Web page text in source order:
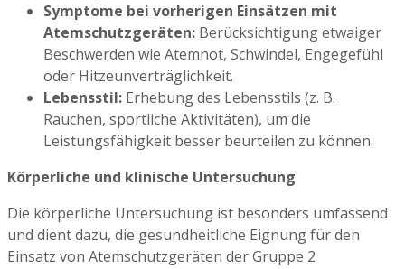
Symptome bei vorherigen Einsätzen mit
Atemschutzgeräten: Berücksichtigung etwaiger
Beschwerden wie Atemnot, Schwindel, Engegefühl
oder Hitzeunverträglichkeit.
Lebensstil: Erhebung des Lebensstils (z. B.
Rauchen, sportliche Aktivitäten), um die
Leistungsfähigkeit besser beurteilen zu können.
Körperliche und klinische Untersuchung
Die körperliche Untersuchung ist besonders umfassend
und dient dazu, die gesundheitliche Eignung für den
Einsatz von Atemschutzgeräten der Gruppe 2